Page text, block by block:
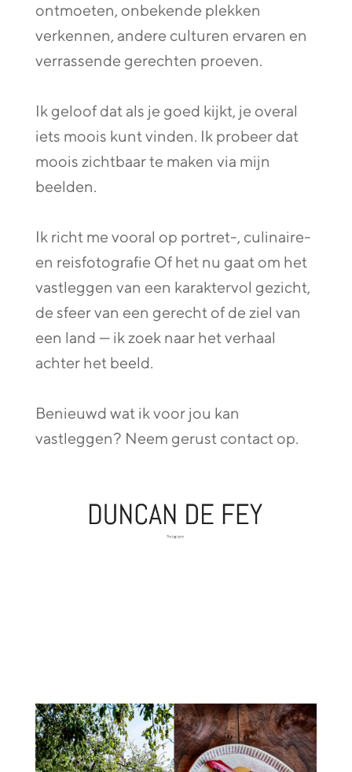
ontmoeten, onbekende plekken
verkennen, andere culturen ervaren en
verrassende gerechten proeven.
Ik geloof dat als je goed kijkt, je overal
iets moois kunt vinden. Ik probeer dat
moois zichtbaar te maken via mijn
beelden.
Ik richt me vooral op portret-, culinaire-
en reisfotografie Of het nu gaat om het
vastleggen van een karaktervol gezicht,
de sfeer van een gerecht of de ziel van
een land — ik zoek naar het verhaal
achter het beeld.
Benieuwd wat ik voor jou kan
vastleggen? Neem gerust contact op.